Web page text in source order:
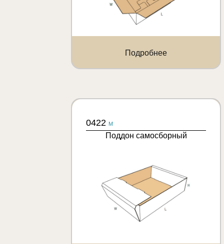
Подробнее
0422 M
Поддон самосборный